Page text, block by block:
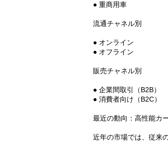
● 重商用車
流通チャネル別
● オンライン
● オフライン
販売チャネル別
● 企業間取引（B2B）
● 消費者向け（B2C）
最近の動向：高性能カ
近年の市場では、従来